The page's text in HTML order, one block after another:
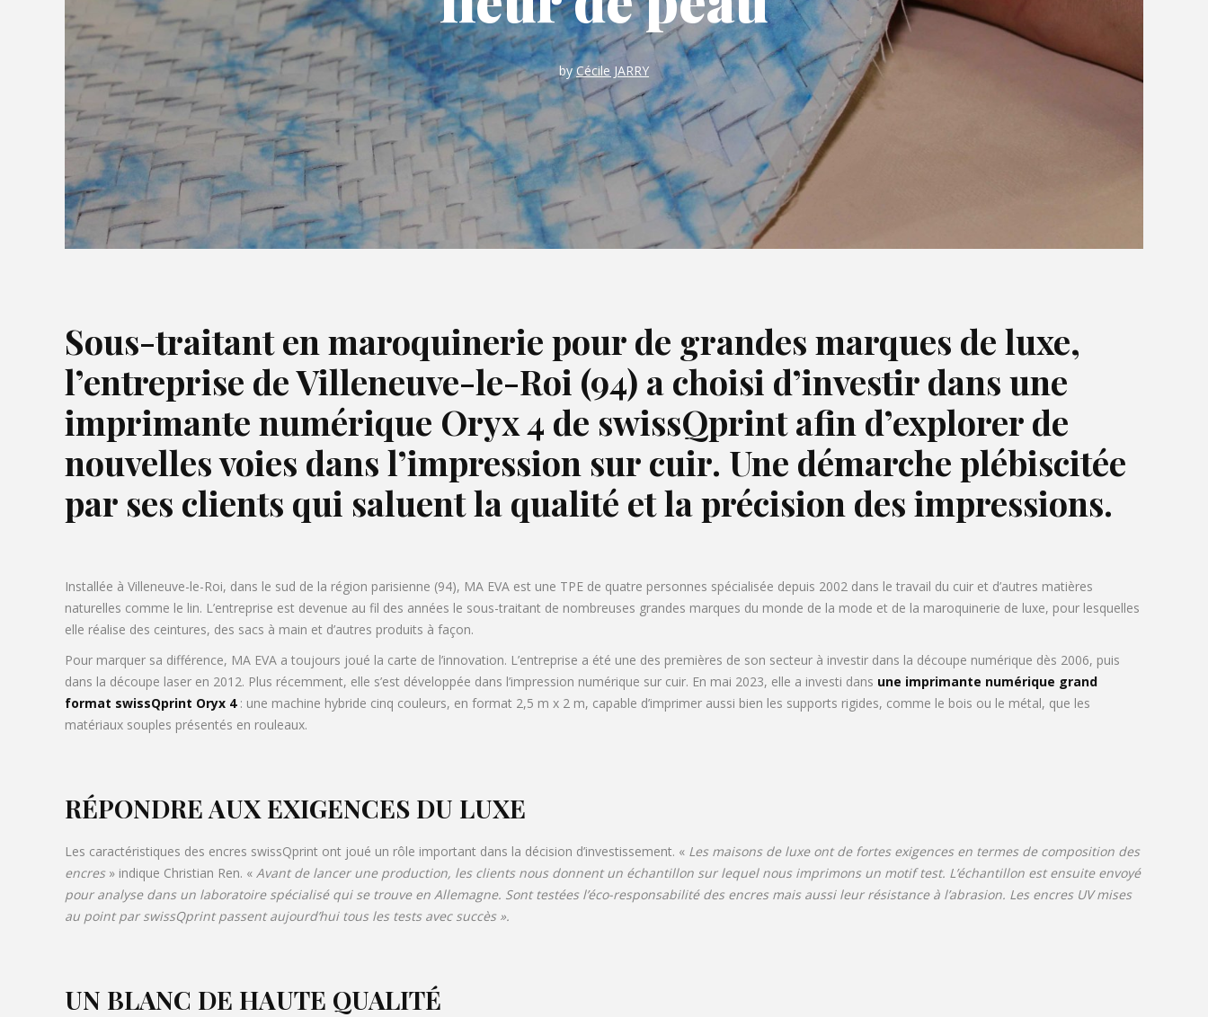
by Cécile JARRY
Sous-traitant en maroquinerie pour de grandes marques de luxe,
l’entreprise de Villeneuve-le-Roi (94) a choisi d’investir dans une
imprimante numérique Oryx 4 de swissQprint afin d’explorer de
nouvelles voies dans l’impression sur cuir. Une démarche plébiscitée
par ses clients qui saluent la qualité et la précision des impressions.
Installée à Villeneuve-le-Roi, dans le sud de la région parisienne (94), MA EVA est une TPE de quatre personnes spécialisée depuis 2002 dans le travail du cuir et d’autres matières
naturelles comme le lin. L’entreprise est devenue au fil des années le sous-traitant de nombreuses grandes marques du monde de la mode et de la maroquinerie de luxe, pour lesquelles
elle réalise des ceintures, des sacs à main et d’autres produits à façon.
Pour marquer sa différence, MA EVA a toujours joué la carte de l’innovation. L’entreprise a été une des premières de son secteur à investir dans la découpe numérique dès 2006, puis
dans la découpe laser en 2012. Plus récemment, elle s’est développée dans l’impression numérique sur cuir. En mai 2023, elle a investi dans une imprimante numérique grand
format swissQprint Oryx 4: une machine hybride cinq couleurs, en format 2,5 m x 2 m, capable d’imprimer aussi bien les supports rigides, comme le bois ou le métal, que les
matériaux souples présentés en rouleaux.
RÉPONDRE AUX EXIGENCES DU LUXE
Les caractéristiques des encres swissQprint ont joué un rôle important dans la décision d’investissement. « Les maisons de luxe ont de fortes exigences en termes de composition des
encres» indique Christian Ren. « Avant de lancer une production, les clients nous donnent un échantillon sur lequel nous imprimons un motif test. L’échantillon est ensuite envoyé
pour analyse dans un laboratoire spécialisé qui se trouve en Allemagne. Sont testées l’éco-responsabilité des encres mais aussi leur résistance à l’abrasion. Les encres UV mises
au point par swissQprint passent aujourd’hui tous les tests avec succès ».
UN BLANC DE HAUTE QUALITÉ